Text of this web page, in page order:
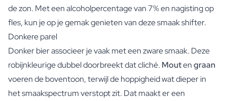
de zon. Met een alcoholpercentage van 7% en nagisting op
fles, kun je op je gemak genieten van deze smaak shifter.
Donkere parel
Donker bier associeer je vaak met een zware smaak. Deze
robijnkleurige dubbel doorbreekt dat cliché. Moutengraan
voeren de boventoon, terwijl de hoppigheid wat dieper in
het smaakspectrum verstopt zit. Dat maakt er een